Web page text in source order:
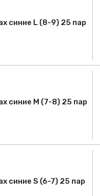
синие L (8-9) 25 пар
синие M (7-8) 25 пар
синие S (6-7) 25 пар